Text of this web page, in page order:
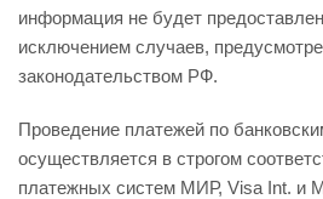
информация не будет
исключением случаев,
законодательством РФ.
Проведение платежей по
осуществляется в строгом
платежных систем МИР, Visa Int. и